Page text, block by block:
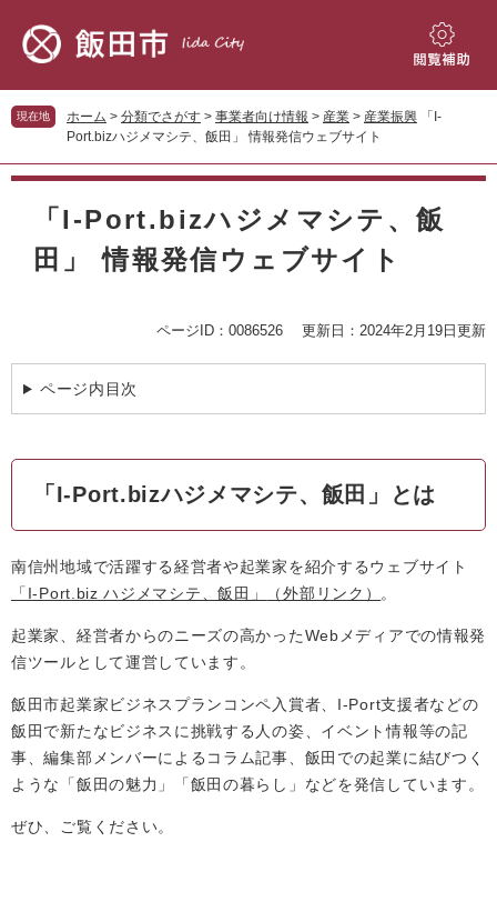
先
頭
す。
を
飛
し
閲
補
現在地 ホーム > 分類でさがす > 事業者向け情報 > 産業 > 産業振興
「I-
Port.bizハジメマシテ、飯田」 情報発信ウェブサイト
本
「I-Port.bizハジメマシテ、飯
田」 情報発信ウェブサイト
ページID：0086526 更新日：2024年2月19日更新
ページ内目次
「I-Port.bizハジメマシテ、飯田」とは
南信州地域で活躍する経営者や起業家を紹介するウェブサイト
「I-Port.biz ハジメマシテ、飯田」
（外部リンク） 。
起業家、経営者からのニーズの高かったWebメディアでの情報発
信ツールとして運営しています。
飯田市起業家ビジネスプランコンペ入賞者、I-Port支援者などの
飯田で新たなビジネスに挑戦する人の姿、イベント情報等の記
事、編集部メンバーによるコラム記事、飯田での起業に結びつく
ような「飯田の魅力」「飯田の暮らし」などを発信しています。
ぜひ、ご覧ください。